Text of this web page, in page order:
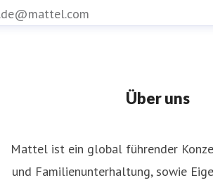
Über uns
Mattel ist ein global führender
und Familienunterhaltung, sowie